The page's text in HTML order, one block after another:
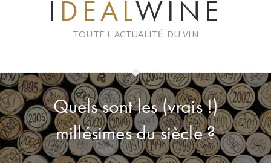
I DEALWINE
TOUTE L'ACTUALITÉ DU VIN
Quels sont les (vrais !)
millésimes du siècle ?